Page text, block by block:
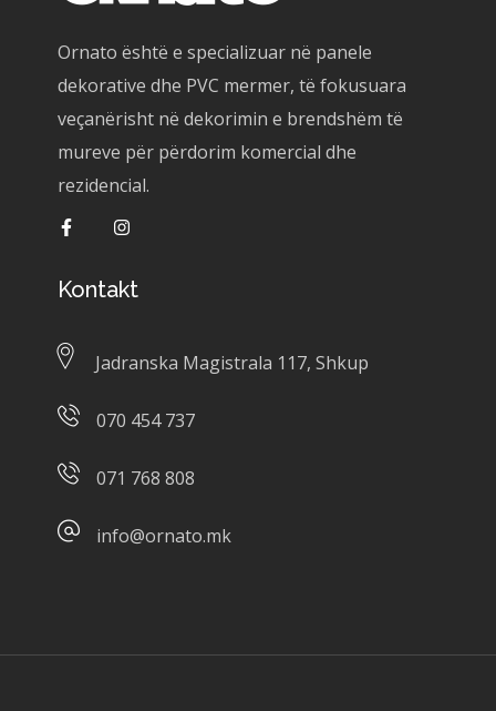
Ornato është e specializuar në panele
dekorative dhe PVC mermer, të fokusuara
veçanërisht në dekorimin e brendshëm të
mureve për përdorim komercial dhe
rezidencial.
Kontakt
Jadranska Magistrala 117, Shkup
070 454 737
071 768 808
info@ornato.mk